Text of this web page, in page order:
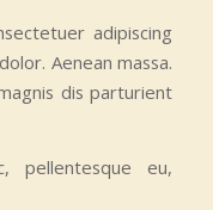
adipiscing
Aenean massa.
dis parturient
pellentesque eu,